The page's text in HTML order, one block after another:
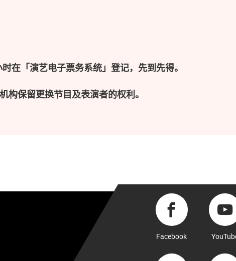
在「演艺电子票务系统」登记，先到先得。
构保留更换节目及表演者的权利。
Facebook